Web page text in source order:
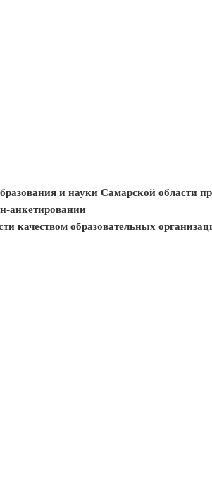
и науки Самарской области
анкетировании
качеством образовательных